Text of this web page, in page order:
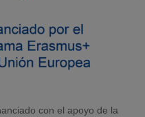
con el apoyo de la